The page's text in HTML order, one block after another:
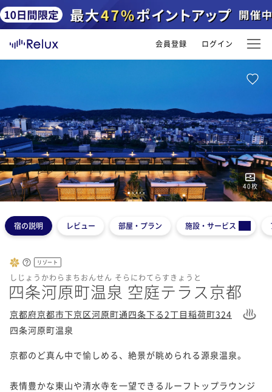
会員登録 ログイン
40枚
12345
宿の説明 レビュー 部屋・プラン 施設・サービス
リゾート
しじょうかわらまちおんせん そらにわてらすきょうと
四条河原町温泉 空庭テラス京都
京都府京都市下京区河原町通四条下る2丁目稲荷町324
四条河原町温泉
京都のど真ん中で愉しめる、絶景が眺められる源泉温泉。
表情豊かな東山や清水寺を一望できるルーフトップラウンジ